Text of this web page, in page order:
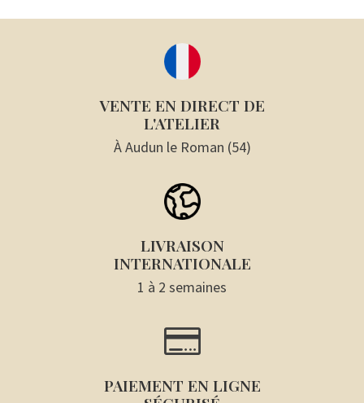
VENTE EN DIRECT DE
L'ATELIER
À Audun le Roman (54)
LIVRAISON
INTERNATIONALE
1 à 2 semaines

PAIEMENT EN LIGNE